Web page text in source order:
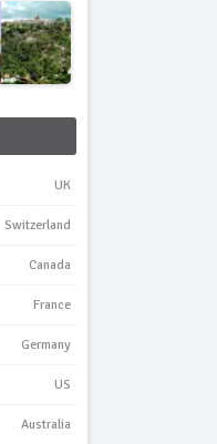
UK
Switzerland
Canada
France
Germany
US
Australia